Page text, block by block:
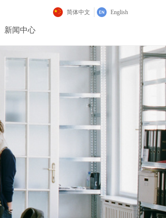
新闻中心
简体中文 English